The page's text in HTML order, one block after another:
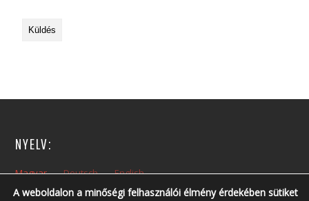
NYELV:
Magyar Deutsch English
A weboldalon a minőségi felhasználói élmény érdekében sütiket